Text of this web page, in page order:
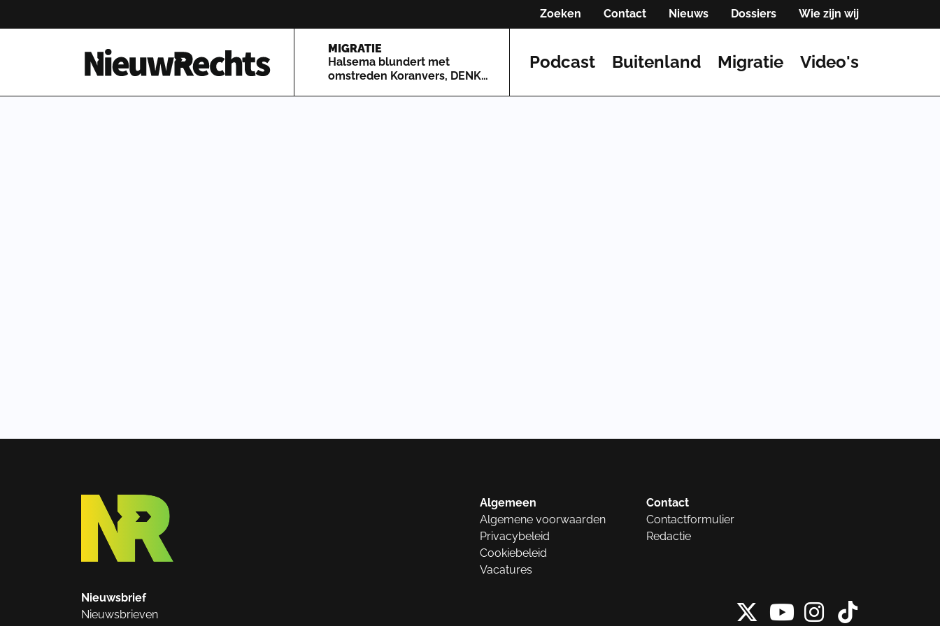
Zoeken Contact Nieuws Dossiers Wie zijn wij
Homepage van NieuwRechts
MIGRATIE
Halsema blundert met
omstreden Koranvers, DENK
Podcast Buitenland Migratie Video's
Algemeen
Algemene voorwaarden
Privacybeleid
Cookiebeleid
Vacatures
Contact
Contactformulier
Redactie
Nieuwsbrief
Nieuwsbrieven
X vanInstagram
Tiktok